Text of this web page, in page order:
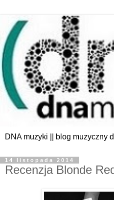
DNA muzyki || blog muzyczny
14 listopada 2014
Recenzja Blonde